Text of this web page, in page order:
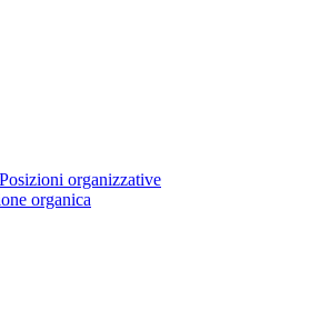
Posizioni organizzative
organica